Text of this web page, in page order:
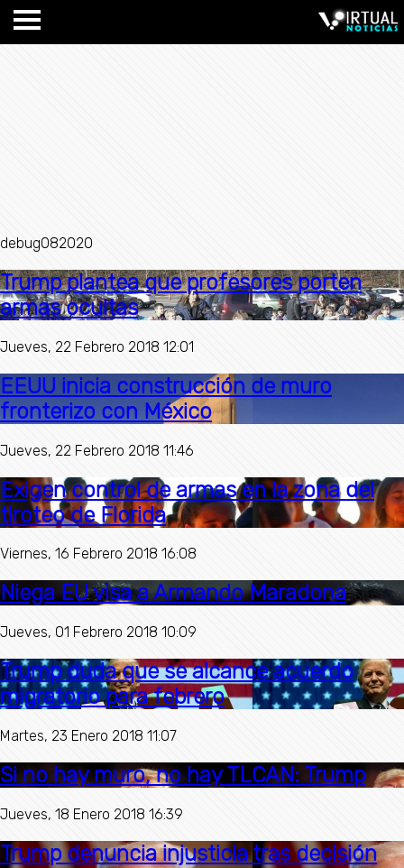
debug082020
Trump plantea que profesores porten
armas ocultas
Jueves, 22 Febrero 2018 12:01
EEUU inicia construcción de muro
fronterizo con México
Jueves, 22 Febrero 2018 11:46
Exigen control de armas en la zona del
tiroteo de Florida
Viernes, 16 Febrero 2018 16:08
Niega EU visa a Armando Maradona
Jueves, 01 Febrero 2018 10:09
Trump duda que se alcance acuerdo
migratorio para febrero
Martes, 23 Enero 2018 11:07
Si no hay muro, no hay TLCAN: Trump
Jueves, 18 Enero 2018 16:39
Trump denuncia injusticia tras decisión